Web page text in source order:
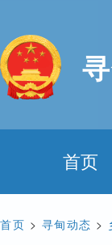
首页
首页 > 寻甸动态 >